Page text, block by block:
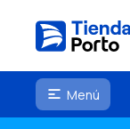
 Menú